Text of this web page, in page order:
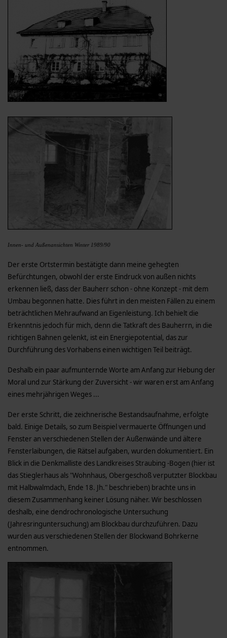
Innen- und Außenansichten Winter 1989/90
Der erste Ortstermin bestätigte dann meine gehegten
Befürchtungen, obwohl der erste Eindruck von außen nichts
erkennen ließ, dass der Bauherr schon - ohne Konzept - mit dem
Umbau begonnen hatte. Dies führt in den meisten Fällen zu einem
beträchtlichen Mehraufwand an Eigenleistung. Ich behielt die
Erkenntnis jedoch für mich, denn die Tatkraft des Bauherrn, in die
richtigen Bahnen gelenkt, ist ein Energiepotential, das zur
Durchführung des Vorhabens einen wichtigen Teil beiträgt.
Deshalb ein paar aufmunternde Worte am Anfang zur Hebung der
Moral und zur Stärkung der Zuversicht - wir waren erst am Anfang
eines mehrjährigen Weges ...
Der erste Schritt, die zeichnerische Bestandsaufnahme, erfolgte
bald. Einige Details, so zum Beispiel vermauerte Öffnungen und
Fenster an verschiedenen Stellen der Außenwände und ältere
Fensterlaibungen, die Rätsel aufgaben, wurden dokumentiert. Ein
Blick in die Denkmalliste des Landkreises Straubing -Bogen (hier ist
das Stieglerhaus als "Wohnhaus, Obergeschoß verputzter Blockbau
mit Halbwalmdach, Ende 18. Jh." beschrieben) brachte uns in
diesem Zusammenhang keiner Lösung näher. Wir beschlossen
deshalb, eine dendrochronologische Untersuchung
(Jahresringuntersuchung) am Blockbau durchzuführen. Dazu
wurden aus verschiedenen Stellen der Blockwand Bohrkerne
entnommen.